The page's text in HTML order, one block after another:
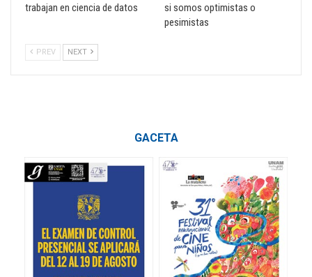
trabajan en ciencia de datos
si somos optimistas o
pesimistas
PREV NEXT
GACETA